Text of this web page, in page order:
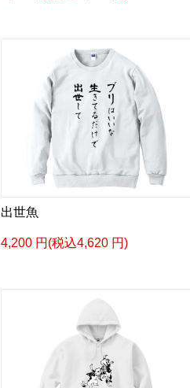
出世魚
4,200 円(税込4,620 円)